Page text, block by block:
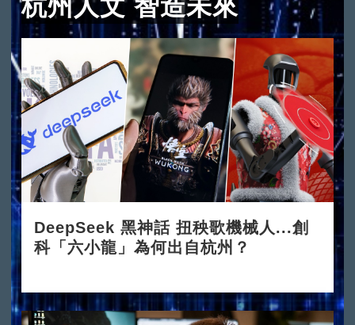
杭州人文 智造未來
DeepSeek 黑神話 扭秧歌機械人...創
科「六小龍」為何出自杭州？